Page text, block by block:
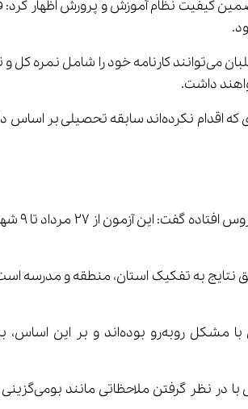
کیفیت نظام آموزش و پرورش اظهار کرد:
وی افزود: بر این اساس، نتایج پذیرش دانشگاه فرهنگیان با ترکیب نمرات آزمون نوبت اول و سابقه تحصیلی اعلام خواهد شد و داوطلبان
رئیس مرکز ارزشیابی و
نتایج به تفکیک استان، منطقه و مدرسه
وی درخصوص آزمون اخیر استخدامی آموزش و پرورش